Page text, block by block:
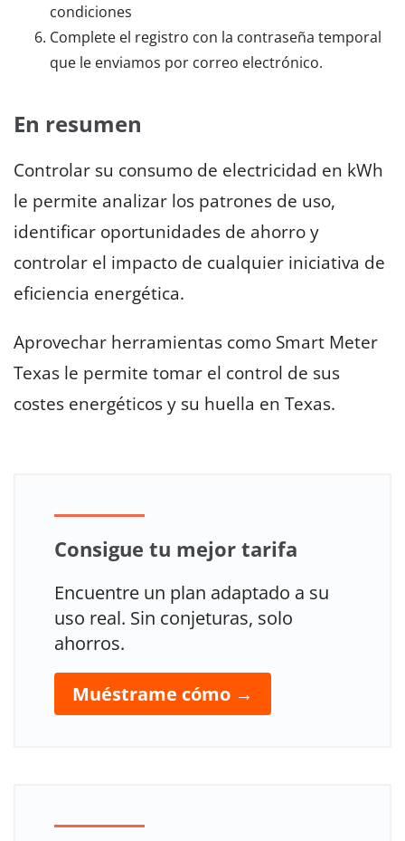
condiciones
Complete el registro con la contraseña temporal
que le enviamos por correo electrónico.
En resumen
Controlar su consumo de electricidad en kWh
le permite analizar los patrones de uso,
identificar oportunidades de ahorro y
controlar el impacto de cualquier iniciativa de
eficiencia energética.
Aprovechar herramientas como Smart Meter
Texas le permite tomar el control de sus
costes energéticos y su huella en Texas.
Consigue tu mejor tarifa
Encuentre un plan adaptado a su
uso real. Sin conjeturas, solo
ahorros.
Muéstrame cómo →